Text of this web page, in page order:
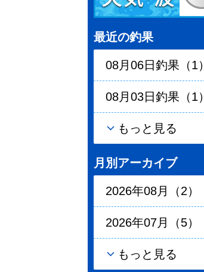
最近の釣果
08月06日釣果（1）
08月03日釣果（1）
もっと見る
月別アーカイブ
2026年08月（2）
2026年07月（5）
もっと見る